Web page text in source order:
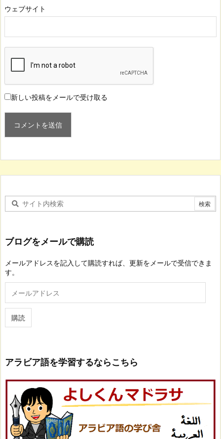
ウェブサイト
新しい投稿をメールで受け取る
ブログをメールで購読
メールアドレスを記入して購読すれば、更新をメールで受信できま
す。
ル
購読
アラビア語を学習するならこちら